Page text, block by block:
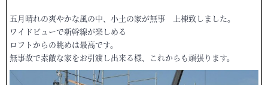
五月晴れの爽やかな風の中、小土の家が無事 上棟致しました。
ワイドビューで新幹線が楽しめる
ロフトからの眺めは最高です。
無事故で素敵な家をお引渡し出来る様、これからも頑張ります。